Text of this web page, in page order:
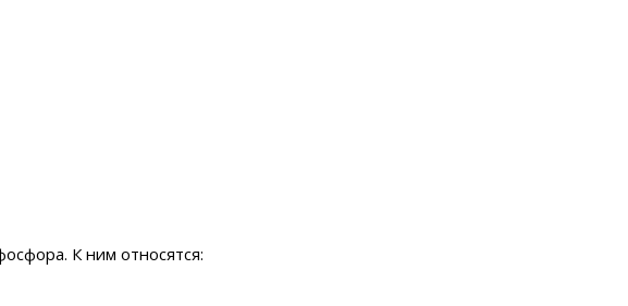
К ним относятся: